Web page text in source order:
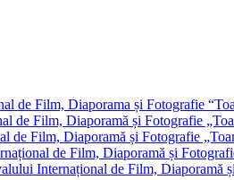
de Film, Diaporama și Fotografie
de Film, Diaporamă și Fotografie
de Film, Diaporamă și Fotografie
de Film, Diaporamă și
Internațional de Film,